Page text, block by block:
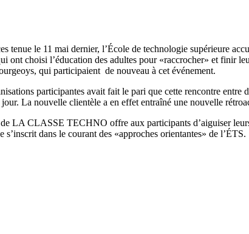
tenue le 11 mai dernier, l’École de technologie supérieure
ont choisi l’éducation des adultes pour «raccrocher» et finir
qui participaient de nouveau à cet événement.
participantes avait fait le pari que cette rencontre
La nouvelle clientèle a en effet entraîné une nouvelle
LA CLASSE TECHNO offre aux participants d’aiguiser
dans le courant des «approches orientantes» de l’ÉTS.